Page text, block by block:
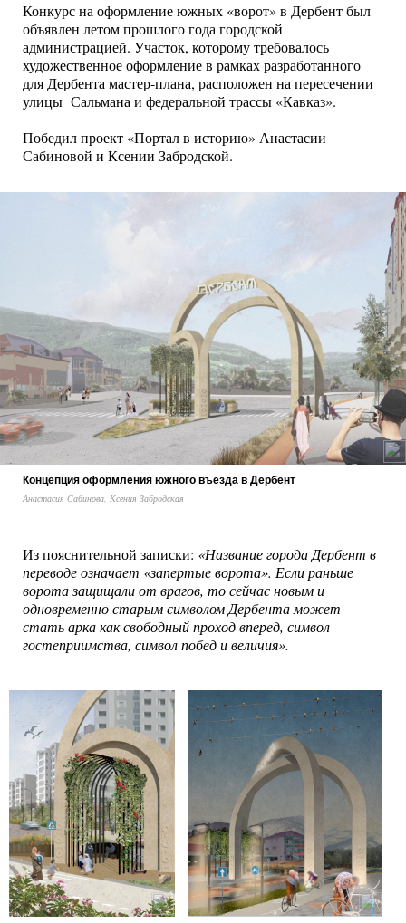
Конкурс на оформление южных «ворот» в Дербент был
объявлен летом прошлого года городской
администрацией. Участок, которому требовалось
художественное оформление в рамках разработанного
для Дербента мастер-плана, расположен на пересечении
улицы Сальмана и федеральной трассы «Кавказ».
Победил проект «Портал в историю» Анастасии
Сабиновой и Ксении Забродской.
Концепция оформления южного въезда в Дербент
Анастасия Сабинова, Ксения Забродская
Из пояснительной записки: «Название города Дербент в
переводе означает «запертые ворота». Если раньше
ворота защищали от врагов, то сейчас новым и
одновременно старым символом Дербента может
стать арка как свободный проход вперед, символ
гостеприимства, символ побед и величия».